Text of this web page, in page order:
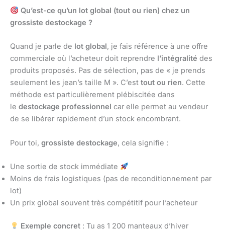
Qu’est-ce qu’un lot global (tout ou rien) chez un
grossiste destockage ?
Quand je parle de lot global, je fais référence à une offre
commerciale où l’acheteur doit reprendre l’intégralité des
produits proposés. Pas de sélection, pas de « je prends
seulement les jean’s taille M ». C’est tout ou rien. Cette
méthode est particulièrement plébiscitée dans
le destockage professionnel car elle permet au vendeur
de se libérer rapidement d’un stock encombrant.
Pour toi, grossiste destockage, cela signifie :
Une sortie de stock immédiate
Moins de frais logistiques (pas de reconditionnement par
lot)
Un prix global souvent très compétitif pour l’acheteur
Exemple concret: Tu as 1 200 manteaux d’hiver